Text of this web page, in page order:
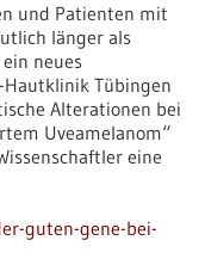
und Patienten mit
länger als
neues
Tübingen
Alterationen bei
Uveamelanom“
eine
guten-gene-bei-